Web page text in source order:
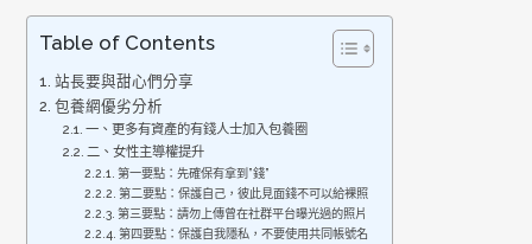
Table of Contents
站長要與甜心們分享
包養網優劣分析
一、更多有資產的有錢人士加入包養圈
二、女性主導權提升
第一要點：先確保有拿到”錢”
第二要點：保護自己，彼此見面錢不可以給裸照
第三要點：請勿上傳曾在社群平台曝光過的照片
第四要點：保護自我隱私，不要使用共同帳號名